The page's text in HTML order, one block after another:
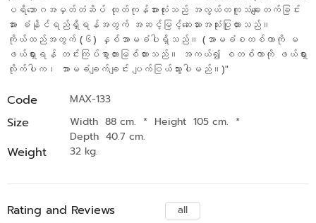
ပရိဘောဂအမှတ်တံဆိပ် ထုတ်ကုန်အားလုံးသည် အလွယ်တကူသံချေးတက်ခြင်း
အား ခံနိုင်ရည်ရှိရန်အတွက် အဆင့်မြင့်ဆေးသားအသုံးပြုထားသည်။
ကိုယ်ထည်အတွက် (၆) နှစ်အာမခံပါရှိသည်။ (အာမခံစတစ်ကာကို မ
ဖယ်ရှားရန် တင်းကြပ်စွာတားမြစ်ထားသည်။ အကယ်၍ စတစ်ကာကို ဖယ်ရှား
လိုက်ပါက၊ အာမခံချက်ချင်း ပျက်ပြယ်သွားပါမည်။)"
Code MAX-133
Size Width 88 cm. * Height 105 cm. *
Depth 40.7 cm.
Weight 32 kg.
Rating and Reviews
all